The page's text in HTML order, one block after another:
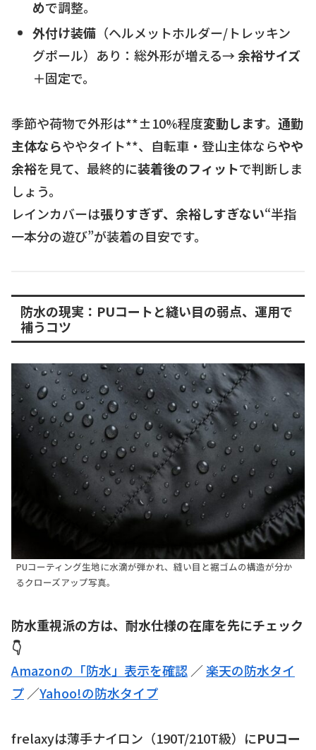
めで調整。
外付け装備（ヘルメットホルダー/トレッキン
グポール）あり：総外形が増える→余裕サイズ
＋固定で。
季節や荷物で外形は**±10%程度変動します。通勤
主体ならややタイト**、自転車・登山主体ならやや
余裕を見て、最終的に装着後のフィットで判断しま
しょう。
レインカバーは張りすぎず、余裕しすぎない“半指
一本分の遊び”が装着の目安です。
防水の現実：PUコートと縫い目の弱点、運用で
補うコツ
PUコーティング生地に水滴が弾かれ、縫い目と裾ゴムの構造が分か
るクローズアップ写真。
防水重視派の方は、耐水仕様の在庫を先にチェック
👇
Amazonの「防水」表示を確認 ／楽天の防水タイ
プ ／Yahoo!の防水タイプ
frelaxyは薄手ナイロン（190T/210T級）にPUコー